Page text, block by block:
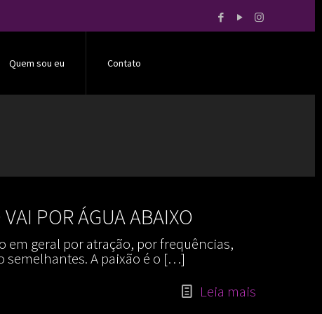
Quem sou eu Contato
POR ÁGUA ABAIXO
geral por atração, por frequências,
A paixão é o […]
Leia mais